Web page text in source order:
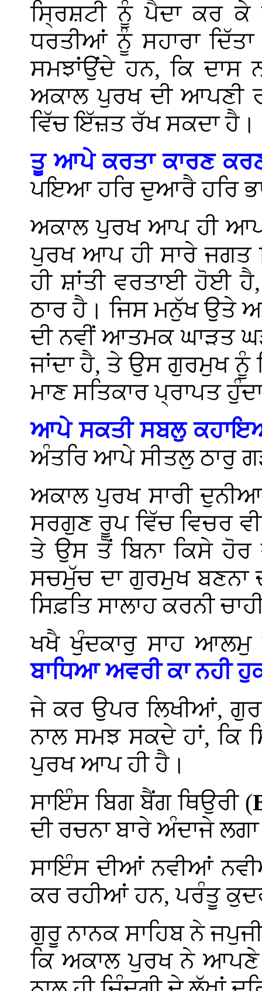
ਸ੍ਰਿਸ਼ਟੀ ਨੂੰ ਪੈਦਾ ਕਰ
ਧਰਤੀਆਂ ਨੂੰ ਸਹਾਰਾ
ਸਮਝਾਂਉਂਦੇ ਹਨ, ਕਿ
ਅਕਾਲ ਪੁਰਖ ਦੀ ਆਪਣੀ
ਵਿੱਚ ਇੱਜ਼ਤ ਰੱਖ ਸਕਦਾ ਹੈ।
ਤੂ ਆਪੇ ਕਰਤਾ ਕਾਰਣ
ਪਇਆ ਹਰਿ ਦੁਆਰੈ ਹਰਿ
ਅਕਾਲ ਪੁਰਖ ਆਪ ਹੀ
ਪੁਰਖ ਆਪ ਹੀ ਸਾਰੇ ਜਗਤ
ਹੀ ਸ਼ਾਂਤੀ ਵਰਤਾਈ ਹੋਈ
ਠਾਰ ਹੈ। ਜਿਸ ਮਨੁੱਖ ਉਤੇ
ਦੀ ਨਵੀਂ ਆਤਮਕ ਘਾੜਤ
ਜਾਂਦਾ ਹੈ, ਤੇ ਉਸ ਗੁਰਮੁਖ ਨੂੰ
ਮਾਣ ਸਤਿਕਾਰ ਪ੍ਰਾਪਤ
ਆਪੇ ਸਕਤੀ ਸਬਲੁ
ਅੰਤਰਿ ਆਪੇ ਸੀਤਲੁ ਠਾਰੁ
ਅਕਾਲ ਪੁਰਖ ਸਾਰੀ
ਸਰਗੁਣ ਰੂਪ ਵਿੱਚ ਵਿਚਰ
ਤੇ ਉਸ ਤੋਂ ਬਿਨਾ ਕਿਸੇ
ਸਚਮੁੱਚ ਦਾ ਗੁਰਮੁਖ ਬਣਨਾ
ਸਿਫ਼ਤਿ ਸਾਲਾਹ ਕਰਨੀ
ਖਖੈ ਖੁੰਦਕਾਰੁ ਸਾਹ ਆਲਮੁ
ਬਾਧਿਆ ਅਵਰੀ ਕਾ ਨਹੀ
ਜੇ ਕਰ ਉਪਰ ਲਿਖੀਆਂ,
ਨਾਲ ਸਮਝ ਸਕਦੇ ਹਾਂ, ਕਿ
ਪੁਰਖ ਆਪ ਹੀ ਹੈ।
ਸਾਇੰਸ ਬਿਗ ਬੈਂਗ ਥਿਉਰੀ (
ਦੀ ਰਚਨਾ ਬਾਰੇ ਅੰਦਾਜੇ
ਸਾਇੰਸ ਦੀਆਂ ਨਵੀਆਂ
ਕਰ ਰਹੀਆਂ ਹਨ, ਪਰੰਤੂ
ਗੁਰੂ ਨਾਨਕ ਸਾਹਿਬ ਨੇ
ਕਿ ਅਕਾਲ ਪੁਰਖ ਨੇ ਆਪਣੇ